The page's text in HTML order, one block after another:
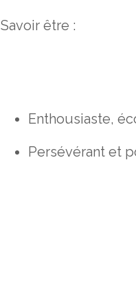
Savoir être :
Enthousiaste,
Persévérant et